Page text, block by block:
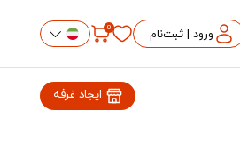
ورود | ثبت‌نام 0
ایجاد غرفه